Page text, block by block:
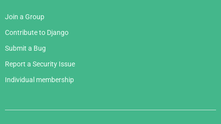
Join a Group
Contribute to Django
Submit a Bug
Report a Security Issue
Individual membership